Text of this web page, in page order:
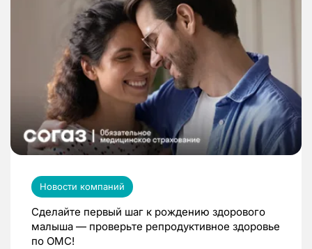
Новости компаний
Сделайте первый шаг к рождению здорового
малыша — проверьте репродуктивное здоровье
по ОМС!